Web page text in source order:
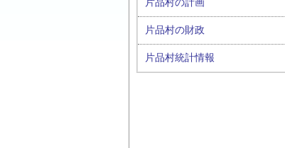
片品村の計画
片品村の財政
片品村統計情報